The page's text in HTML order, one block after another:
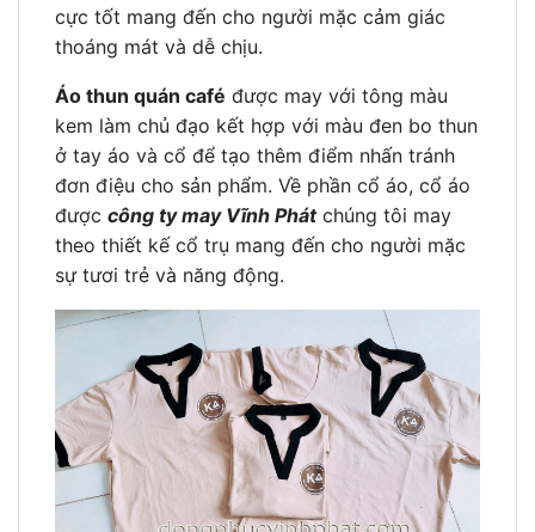
cực tốt mang đến cho người mặc cảm giác
thoáng mát và dễ chịu.
Áo thun quán café được may với tông màu
kem làm chủ đạo kết hợp với màu đen bo thun
ở tay áo và cổ để tạo thêm điểm nhấn tránh
đơn điệu cho sản phẩm. Về phần cổ áo, cổ áo
được công ty may Vĩnh Phátchúng tôi may
theo thiết kế cổ trụ mang đến cho người mặc
sự tươi trẻ và năng động.